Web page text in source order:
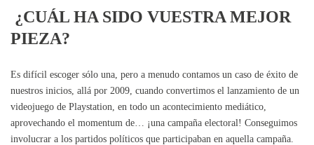
¿CUÁL HA SIDO VUESTRA MEJOR
PIEZA?
Es difícil escoger sólo una, pero a menudo contamos un caso de éxito de
nuestros inicios, allá por 2009, cuando convertimos el lanzamiento de un
videojuego de Playstation, en todo un acontecimiento mediático,
aprovechando el momentum de… ¡una campaña electoral! Conseguimos
involucrar a los partidos políticos que participaban en aquella campaña.